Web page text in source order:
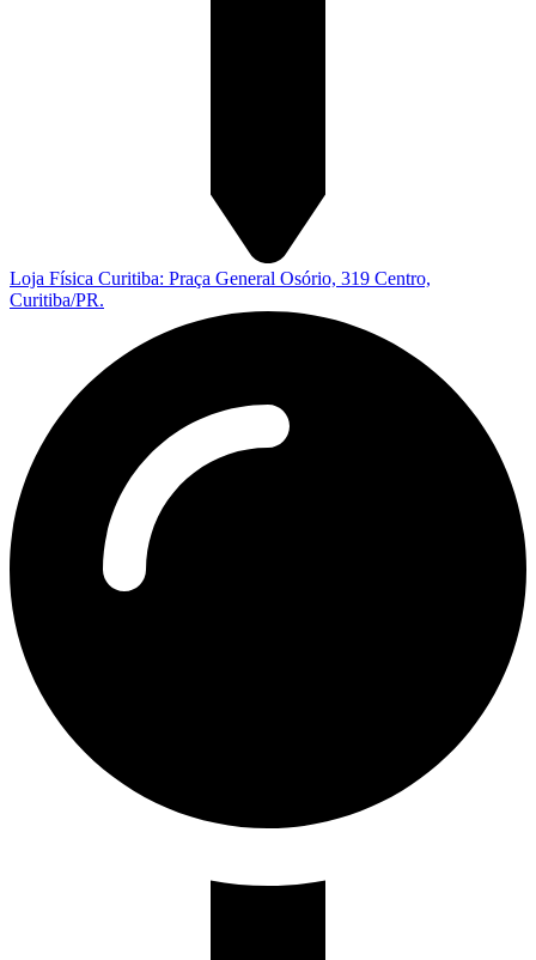
Loja Física Curitiba: Praça General Osório, 319 Centro,
Curitiba/PR.